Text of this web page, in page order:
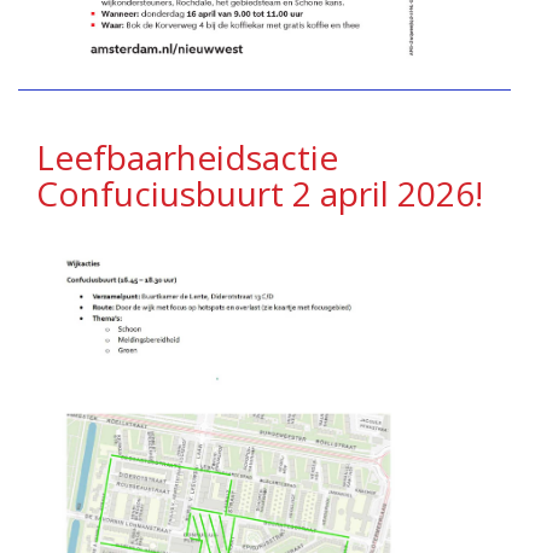
Leefbaarheidsactie
Confuciusbuurt 2 april 2026!